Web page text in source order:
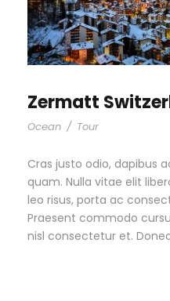
Zermatt
Ocean / Tour
Cras justo odio, dapibus
quam. Nulla vitae elit
leo risus, porta ac
Praesent commodo
nisl consectetur et.